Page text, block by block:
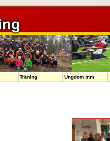
Träning Ungdom mm